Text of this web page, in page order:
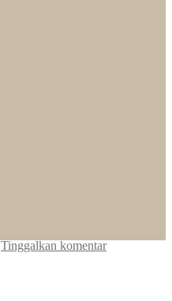
Tinggalkan komentar